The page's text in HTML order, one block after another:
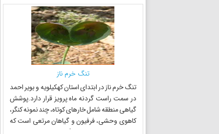
تنگ خرم ناز
تنگ خرم ناز در ابتدای استان کهکیلویه و بویر احمد
در سمت راست گردنه ماه پرویز قرار دارد.پوشش
گیاهی منطقه شامل خارهای کوتاه، چند نمونه کنگر،
کاهوی وحشی، فرفیون و گیاهان مرتعی است که